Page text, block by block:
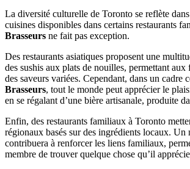
La diversité culturelle de Toronto se reflète
cuisines disponibles dans certains restaurants
Brasseurs ne fait pas exception.
Des restaurants asiatiques proposent une
des sushis aux plats de nouilles, permettant aux
des saveurs variées. Cependant, dans un cadre
Brasseurs, tout le monde peut apprécier le
en se régalant d’une bière artisanale, produite
Enfin, des restaurants familiaux à Toronto
régionaux basés sur des ingrédients locaux. Un
contribuera à renforcer les liens familiaux,
membre de trouver quelque chose qu’il